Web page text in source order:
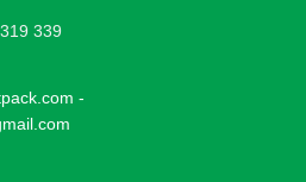
339
-